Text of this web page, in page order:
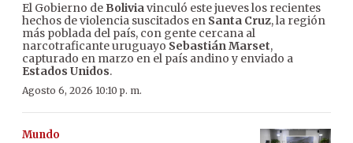
El Gobierno de Boliviavinculó este jueves los recientes
hechos de violencia suscitados en Santa Cruz, la región
más poblada del país, con gente cercana al
narcotraficante uruguayo Sebastián Marset,
capturado en marzo en el país andino y enviado a
Estados Unidos.
Agosto 6, 2026 10:10 p. m.
Mundo